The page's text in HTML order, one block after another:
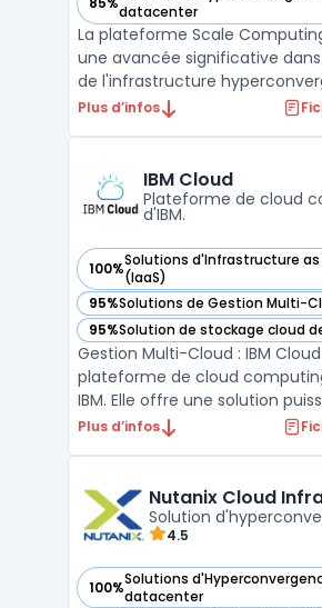
datacenter
— voir Scale Computing Platform
La plateforme Scale
une avancée significative
de l'infrastructure
une solution complète qui
Plus d’infos
IBM Cloud
Plateforme de cloud
d'IBM.
100%Solutions d'Infrastructure as
(IaaS)
— voir IBM Cloud dans cette
95%Solutions de Gestion Multi-
— voir IBM Cloud dans cette
95%Solution de stockage cloud
— voir IBM Cloud dans cette
Gestion Multi-Cloud : IBM
plateforme de cloud
IBM. Elle offre une solution
les entreprises qui souhaitent
cloud, ce qui signifie qu'elle
entrep ...
Plus d’infos
Nutanix Cloud
Solution
4.5
100%Solutions
datacenter
— voir Nutanix Cloud